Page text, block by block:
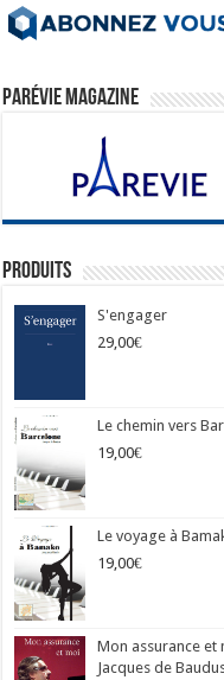
ParéVie Magazine
Produits
S'engager
29,00€
Le chemin vers
19,00€
Le voyage à
19,00€
Mon assurance
Jacques de